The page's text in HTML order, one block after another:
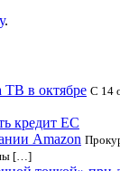
.
в октябре С 14
кредит ЕС
Amazon
[…]